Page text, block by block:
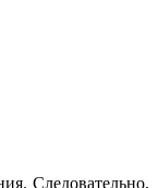
Следовательно,